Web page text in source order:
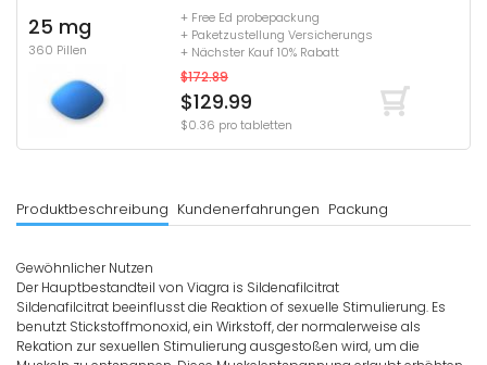
25 mg
360 Pillen
+ Free Ed probepackung
+ Paketzustellung Versicherungs
+ Nächster Kauf 10% Rabatt
$172.89
$129.99
$0.36 pro tabletten
Produktbeschreibung Kundenerfahrungen Packung
Gewöhnlicher Nutzen
Der Hauptbestandteil von Viagra is Sildenafilcitrat
Sildenafilcitrat beeinflusst die Reaktion of sexuelle Stimulierung. Es
benutzt Stickstoffmonoxid, ein Wirkstoff, der normalerweise als
Rekation zur sexuellen Stimulierung ausgestoßen wird, um die